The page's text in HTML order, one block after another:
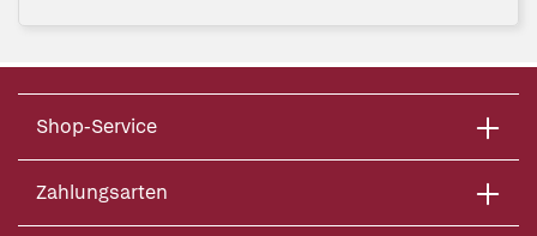
Shop-Service
Zahlungsarten